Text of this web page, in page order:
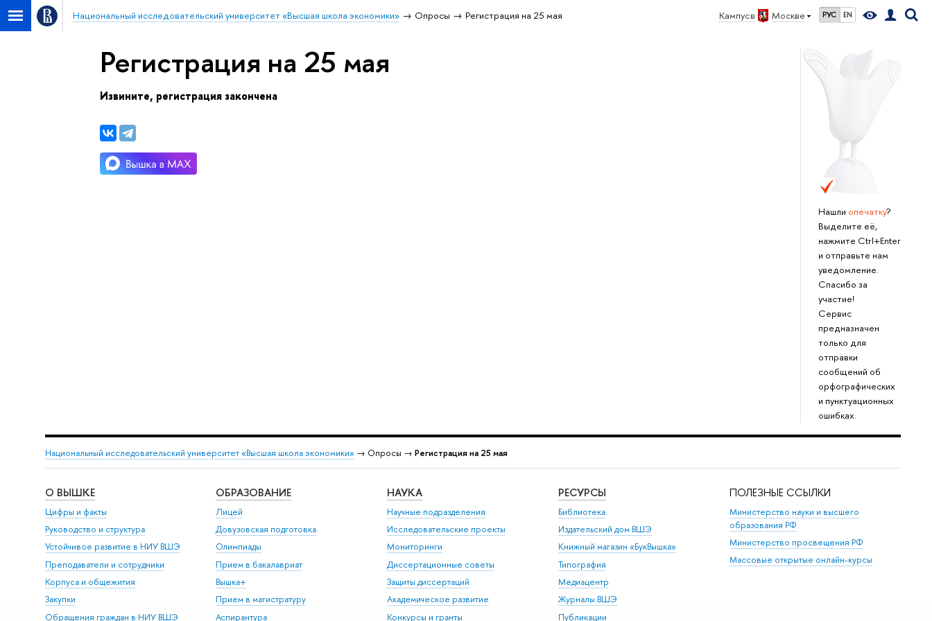
Кампус Москве РУС EN
Национальный исследовательский университет «Высшая школа экономики» Опросы Регистрация на 25 мая
Нашли опечатку?
ыделите её,
нажмите Ctrl+Enter
и отправьте нам
уведомление.
Спасибо за
участие!
Сервис
предназначен
только для
отправки
сообщений о
орфографических
и пунктуационных
ошибках.
Регистрация на 25 мая
Извините, регистрация закончена
Национальный исследовательский университет «Высшая школа экономики» → Опросы → Регистрация на 25 мая
О ВЫШКЕ
Цифры и факты
Руководство и структура
Устойчивое развитие в НИУ ВШЭ
Преподаватели и сотрудники
Корпуса и общежития
Закупки
Обращения граждан в НИУ ВШЭ
ОБРАЗОВАНИЕ
Лицей
Довузовская подготовка
Олимпиады
Прием в бакалавриат
ышка+
Прием в магистратуру
Аспирантура
НАУКА
Научные подразделения
Исследовательские проекты
Мониторинги
Диссертационные советы
Защиты диссертаций
Академическое развитие
Конкурсы и гранты
РЕСУРСЫ
Библиотека
Издательский дом ВШЭ
Книжный магазин «БукВышка»
Типография
Медиацентр
Журналы ВШЭ
Публикации
ПОЛЕЗНЫЕ ССЫЛКИ
Министерство науки и высшего
образования РФ
Министерство просвещения РФ
Массовые открытые онлайн-курсы